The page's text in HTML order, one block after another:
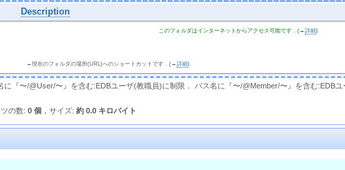
Description
このフォルダはインターネットからアクセス可能です．(→詳細)
←現在のフォルダの場所(URL)へのショートカットです．(→詳細)
『〜/@User/〜』を含む:EDBユーザ(教職員)に制限． パス名に『〜/@Member/〜』を含む:EDB
ツの数:0 個 ，サイズ:約 0.0 キロバイト